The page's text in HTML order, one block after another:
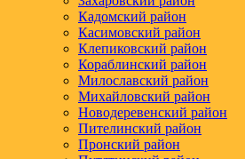
Кадомский район
Касимовский район
Клепиковский район
Кораблинский район
Милославский район
Михайловский район
Новодеревенский район
Пителинский район
Пронский район